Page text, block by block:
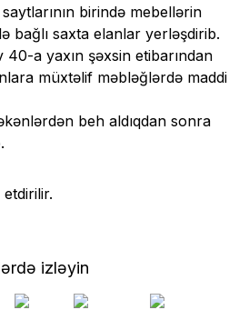
birində mebellərin
bağlı saxta elanlar yerləşdirib.
a yaxın şəxsin etibarından
müxtəlif məbləğlərdə maddi
beh aldıqdan sonra
izləyin